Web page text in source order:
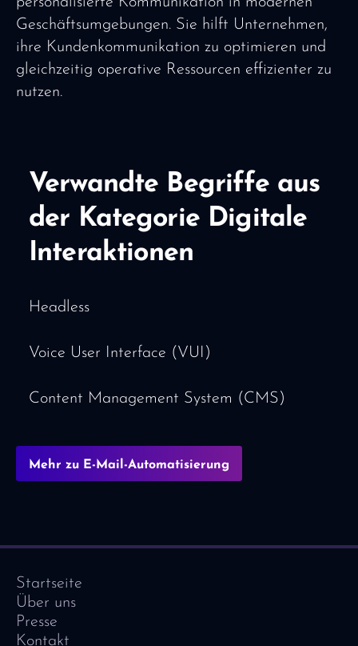
Geschäftsumgebungen. Sie hilft Unternehmen,
ihre Kundenkommunikation zu optimieren und
gleichzeitig operative Ressourcen effizienter zu
nutzen.
Verwandte Begriffe aus
der Kategorie Digitale
Interaktionen
Headless
Voice User Interface (VUI)
Content Management System (CMS)
Mehr zu E-Mail-Automatisierung
Startseite
Über uns
Presse
Kontakt